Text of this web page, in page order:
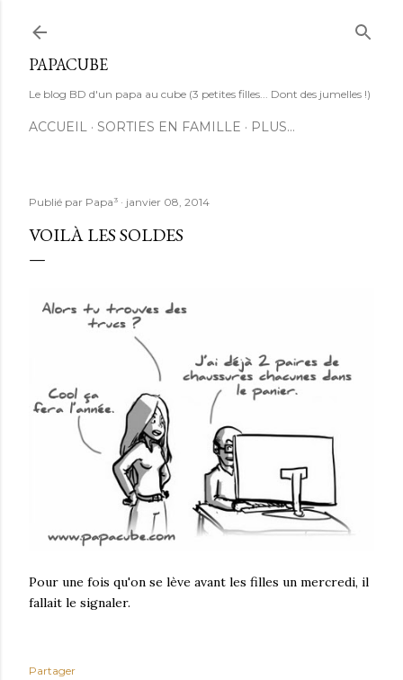
PAPACUBE
Le blog BD d'un papa au cube (3 petites filles... Dont des jumelles !)
ACCUEIL SORTIES EN FAMILLE PLUS…
Publié par Papa³ janvier 08, 2014
VOILÀ LES SOLDES
Pour une fois qu'on se lève avant les filles un mercredi, il
fallait le signaler.
Partager